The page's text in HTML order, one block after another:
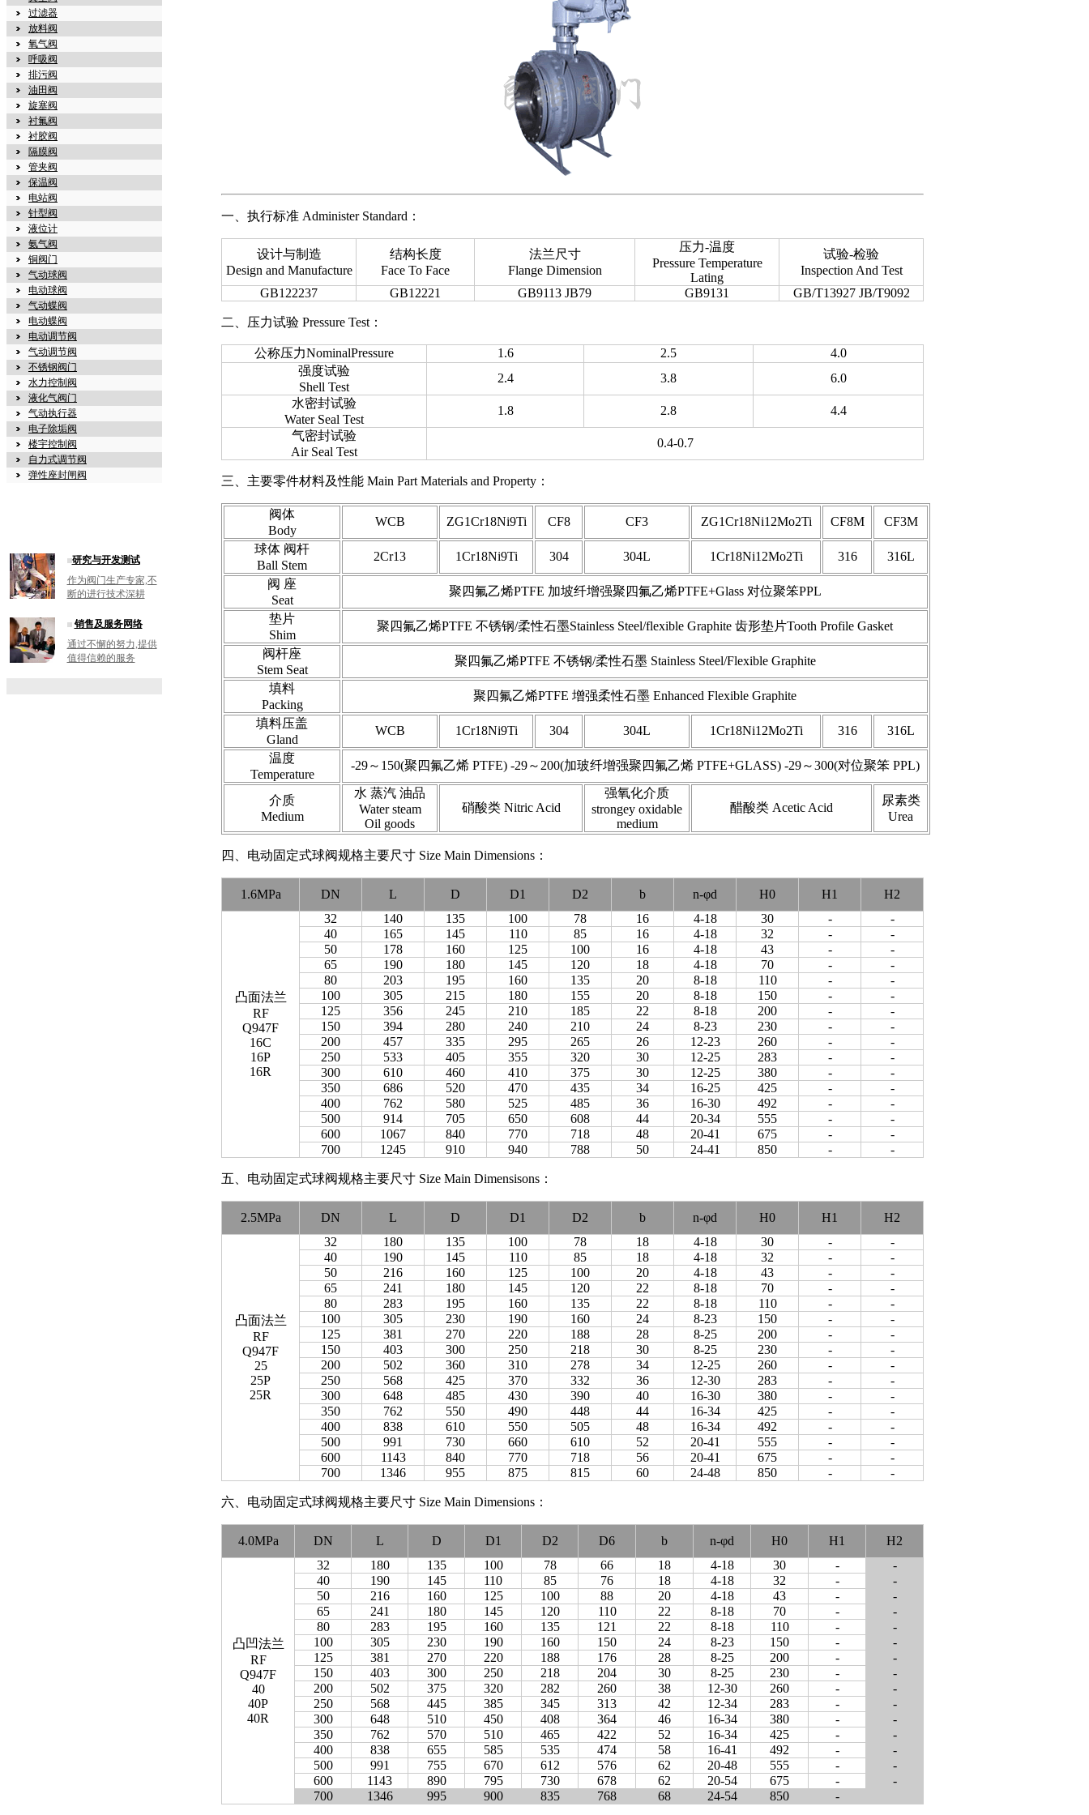
过滤器
放料阀
氧气阀
呼吸阀
排污阀
油田阀
旋塞阀
衬氟阀
衬胶阀
隔膜阀
管夹阀
保温阀
电站阀
针型阀
液位计
氨气阀
铜阀门
气动球阀
电动球阀
气动蝶阀
电动蝶阀
电动调节阀
气动调节阀
不锈钢阀门
水力控制阀
液化气阀门
气动执行器
电子除垢阀
楼宇控制阀
自力式调节阀
弹性座封闸阀
研究与开发测试
作为阀门生产专家,不
断的进行技术深耕
销售及服务网络
通过不懈的努力,提供
值得信赖的服务
一、执行标准 Administer Standard：
设计与制造
Design and Manufacture
结构长度
Face To Face
法兰尺寸
Flange Dimension
压力-温度
Pressure Temperature
Lating
试验-检验
Inspection And Test
GB122237
GB12221 GB9113 JB79 GB9131 GB/T13927 JB/T9092
二、压力试验 Pressure Test：
公称压力NominalPressure 1.6 2.5
4.0
强度试验
Shell Test
2.4 3.8
6.0
水密封试验
Water Seal Test
1.8 2.8
4.4
气密封试验
Air Seal Test
0.4-0.7
三、主要零件材料及性能 Main Part Materials and Property：
阀体
Body
WCB ZG1Cr18Ni9Ti CF8 CF3 ZG1Cr18Ni12Mo2Ti CF8M
CF3M
球体 阀杆
Ball Stem
2Cr13 1Cr18Ni9Ti 304 304L 1Cr18Ni12Mo2Ti 316
316L
阀 座
Seat
聚四氟乙烯PTFE 加坡纤增强聚四氟乙烯PTFE+Glass 对位聚笨PPL
垫片
Shim
聚四氟乙烯PTFE 不锈钢/柔性石墨Stainless Steel/flexible Graphite 齿形垫片Tooth Profile Gasket
阀杆座
Stem Seat
聚四氟乙烯PTFE 不锈钢/柔性石墨 Stainless Steel/Flexible Graphite
填料
Packing
聚四氟乙烯PTFE 增强柔性石墨 Enhanced Flexible Graphite
填料压盖
Gland
WCB 1Cr18Ni9Ti 304 304L 1Cr18Ni12Mo2Ti 316
316L
温度
Temperature
-29～150(聚四氟乙烯 PTFE) -29～200(加玻纤增强聚四氟乙烯 PTFE+GLASS) -29～300(对位聚笨 PPL)
介质
Medium
水 蒸汽 油品
Water steam
Oil goods
硝酸类 Nitric Acid
强氧化介质
strongey oxidable
medium
醋酸类 Acetic Acid
尿素类
Urea
四、电动固定式球阀规格主要尺寸 Size Main Dimensions：
1.6MPa DN L D D1 D2 b n-φd H0 H1 H2
凸面法兰
RF
Q947F
16C
16P
16R
32 140 135 100 78 16 4-18 30 -
-
40
165 145 110 85 16 4-18 32 -
-
50
178 160 125 100 16 4-18 43 -
-
65
190 180 145 120 18 4-18 70 -
-
80
203 195 160 135 20 8-18 110 -
-
100
305 215 180 155 20 8-18 150 -
-
125
356 245 210 185 22 8-18 200 -
-
150
394 280 240 210 24 8-23 230 -
-
200
457 335 295 265 26 12-23 260 -
-
250
533 405 355 320 30 12-25 283 -
-
300
610 460 410 375 30 12-25 380 -
-
350
686 520 470 435 34 16-25 425 -
-
400
762 580 525 485 36 16-30 492 -
-
500
914 705 650 608 44 20-34 555 -
-
600
1067 840 770 718 48 20-41 675 -
-
700
1245 910 940 788 50 24-41 850 - -
五、电动固定式球阀规格主要尺寸 Size Main Dimensisons：
2.5MPa DN L D D1 D2 b n-φd H0 H1 H2
凸面法兰
RF
Q947F
25
25P
25R
32 180 135 100 78 18 4-18 30 -
-
40
190 145 110 85 18 4-18 32 -
-
50
216 160 125 100 20 4-18 43 -
-
65
241 180 145 120 22 8-18 70 -
-
80
283 195 160 135 22 8-18 110 -
-
100
305 230 190 160 24 8-23 150 -
-
125
381 270 220 188 28 8-25 200 -
-
150
403 300 250 218 30 8-25 230 -
-
200
502 360 310 278 34 12-25 260 -
-
250
568 425 370 332 36 12-30 283 -
-
300
648 485 430 390 40 16-30 380 -
-
350
762 550 490 448 44 16-34 425 -
-
400
838 610 550 505 48 16-34 492 -
-
500
991 730 660 610 52 20-41 555 -
-
600
1143 840 770 718 56 20-41 675 -
-
700
1346 955 875 815 60 24-48 850 - -
六、电动固定式球阀规格主要尺寸 Size Main Dimensions：
4.0MPa DN L D D1 D2 D6 b n-φd H0 H1 H2
凸凹法兰
RF
Q947F
40
40P
40R
32 180 135 100 78 66 18 4-18 30 -
-
40
190 145 110 85 76 18 4-18 32 -
-
50
216 160 125 100 88 20 4-18 43 -
-
65
241 180 145 120 110 22 8-18 70 -
-
80
283 195 160 135 121 22 8-18 110 -
-
100
305 230 190 160 150 24 8-23 150 -
-
125
381 270 220 188 176 28 8-25 200 -
-
150
403 300 250 218 204 30 8-25 230 -
-
200
502 375 320 282 260 38 12-30 260 -
-
250
568 445 385 345 313 42 12-34 283 -
-
300
648 510 450 408 364 46 16-34 380 -
-
350
762 570 510 465 422 52 16-34 425 -
-
400
838 655 585 535 474 58 16-41 492 -
-
500
991 755 670 612 576 62 20-48 555 -
-
600
1143 890 795 730 678 62 20-54 675 -
-
700
1346 995 900 835 768 68 24-54 850 -